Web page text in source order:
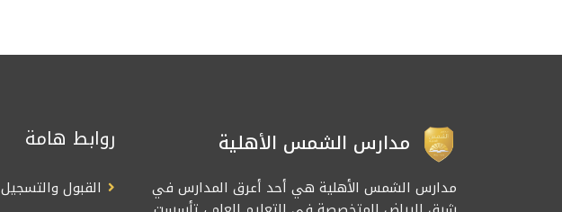
مدارس الشمس الأهلية
مدارس الشمس الأهلية هي أحد أعرق المدارس في
روابط هامة
القبول والتسجيل